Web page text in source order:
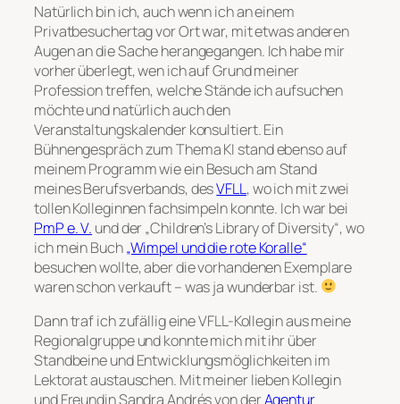
Natürlich bin ich, auch wenn ich an einem
Privatbesuchertag vor Ort war, mit etwas anderen
Augen an die Sache herangegangen. Ich habe mir
vorher überlegt, wen ich auf Grund meiner
Profession treffen, welche Stände ich aufsuchen
möchte und natürlich auch den
Veranstaltungskalender konsultiert. Ein
Bühnengespräch zum Thema KI stand ebenso auf
meinem Programm wie ein Besuch am Stand
meines Berufsverbands, desVFLL, wo ich mit zwei
tollen Kolleginnen fachsimpeln konnte. Ich war bei
PmP e. V. und der „Children’s Library of Diversity“, wo
ich mein Buch„Wimpel und die rote Koralle“
besuchen wollte, aber die vorhandenen Exemplare
waren schon verkauft – was ja wunderbar ist.
Dann traf ich zufällig eine VFLL-Kollegin aus meine
Regionalgruppe und konnte mich mit ihr über
Standbeine und Entwicklungsmöglichkeiten im
Lektorat austauschen. Mit meiner lieben Kollegin
und Freundin Sandra Andrés von derAgentur